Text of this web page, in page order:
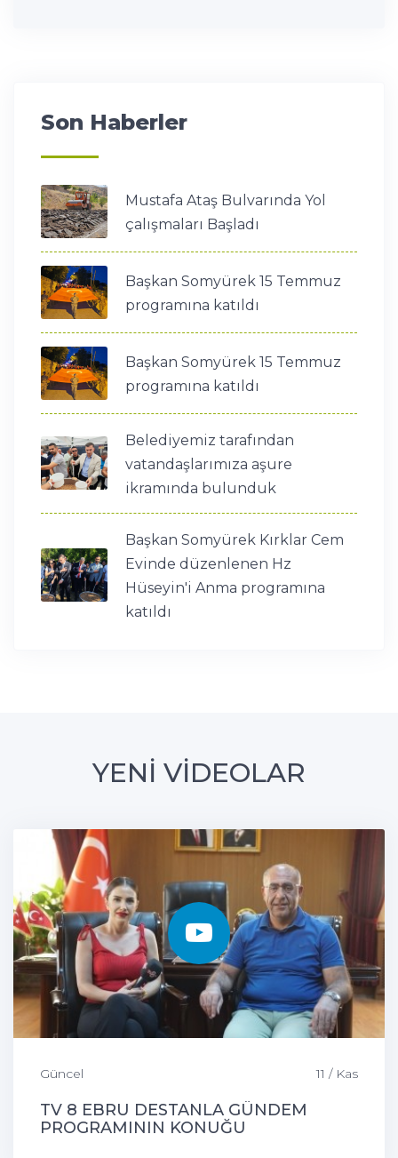
Son Haberler
Mustafa Ataş Bulvarında Yol
çalışmaları Başladı
Başkan Somyürek 15 Temmuz
programına katıldı
Başkan Somyürek 15 Temmuz
programına katıldı
Belediyemiz tarafından
vatandaşlarımıza aşure
ikramında bulunduk
Başkan Somyürek Kırklar Cem
Evinde düzenlenen Hz
Hüseyin'i Anma programına
katıldı
YENİ VİDEOLAR
Güncel 11 / Kas
TV 8 EBRU DESTANLA GÜNDEM
PROGRAMININ KONUĞU